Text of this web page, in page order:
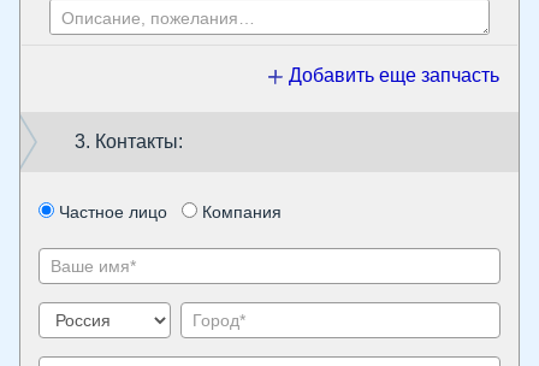
Добавить еще запчасть
3. Контакты:
Частное лицо Компания